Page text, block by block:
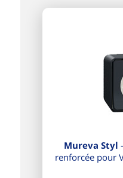
Mureva Styl
renforcée pour